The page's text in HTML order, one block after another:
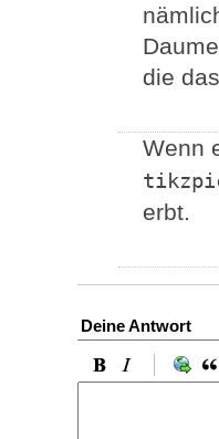
die
Wenn
erbt.
Deine Antwort